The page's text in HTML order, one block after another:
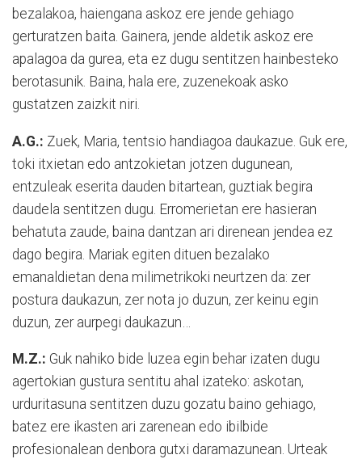
bezalakoa, haiengana askoz ere jende gehiago
gerturatzen baita. Gainera, jende aldetik askoz ere
apalagoa da gurea, eta ez dugu sentitzen hainbesteko
berotasunik. Baina, hala ere, zuzenekoak asko
gustatzen zaizkit niri.
A.G.: Zuek, Maria, tentsio handiagoa daukazue. Guk ere,
toki itxietan edo antzokietan jotzen dugunean,
entzuleak eserita dauden bitartean, guztiak begira
daudela sentitzen dugu. Erromerietan ere hasieran
behatuta zaude, baina dantzan ari direnean jendea ez
dago begira. Mariak egiten dituen bezalako
emanaldietan dena milimetrikoki neurtzen da: zer
postura daukazun, zer nota jo duzun, zer keinu egin
duzun, zer aurpegi daukazun…
M.Z.: Guk nahiko bide luzea egin behar izaten dugu
agertokian gustura sentitu ahal izateko: askotan,
urduritasuna sentitzen duzu gozatu baino gehiago,
batez ere ikasten ari zarenean edo ibilbide
profesionalean denbora gutxi daramazunean. Urteak